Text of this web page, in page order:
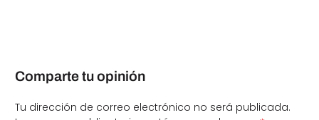
Comparte tu opinión
Tu dirección de correo electrónico no será publicada.